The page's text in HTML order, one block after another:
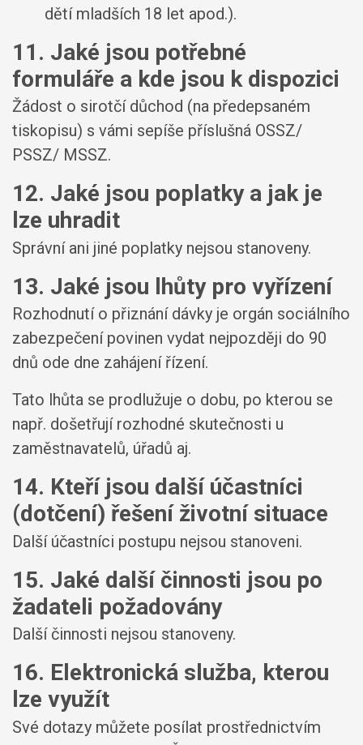
dětí mladších 18 let apod.).
11. Jaké jsou potřebné
formuláře a kde jsou k dispozici
Žádost o sirotčí důchod (na předepsaném
tiskopisu) s vámi sepíše příslušná OSSZ/
PSSZ/ MSSZ.
12. Jaké jsou poplatky a jak je
lze uhradit
Správní ani jiné poplatky nejsou stanoveny.
13. Jaké jsou lhůty pro vyřízení
Rozhodnutí o přiznání dávky je orgán sociálního
zabezpečení povinen vydat nejpozději do 90
dnů ode dne zahájení řízení.
Tato lhůta se prodlužuje o dobu, po kterou se
např. došetřují rozhodné skutečnosti u
zaměstnavatelů, úřadů aj.
14. Kteří jsou další účastníci
(dotčení) řešení životní situace
Další účastníci postupu nejsou stanoveni.
15. Jaké další činnosti jsou po
žadateli požadovány
Další činnosti nejsou stanoveny.
16. Elektronická služba, kterou
lze využít
Své dotazy můžete posílat prostřednictvím